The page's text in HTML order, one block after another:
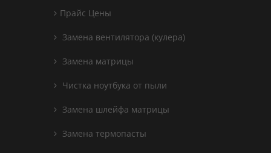
Прайс Цены
Замена вентилятора (кулера)
Замена матрицы
Чистка ноутбука от пыли
Замена шлейфа матрицы
Замена термопасты